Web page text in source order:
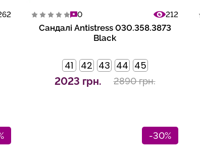
0 212
Сандалі Antistress 030.358.3873
Black
41 42 43 44 45
2023 грн. 2890 грн.
-30%